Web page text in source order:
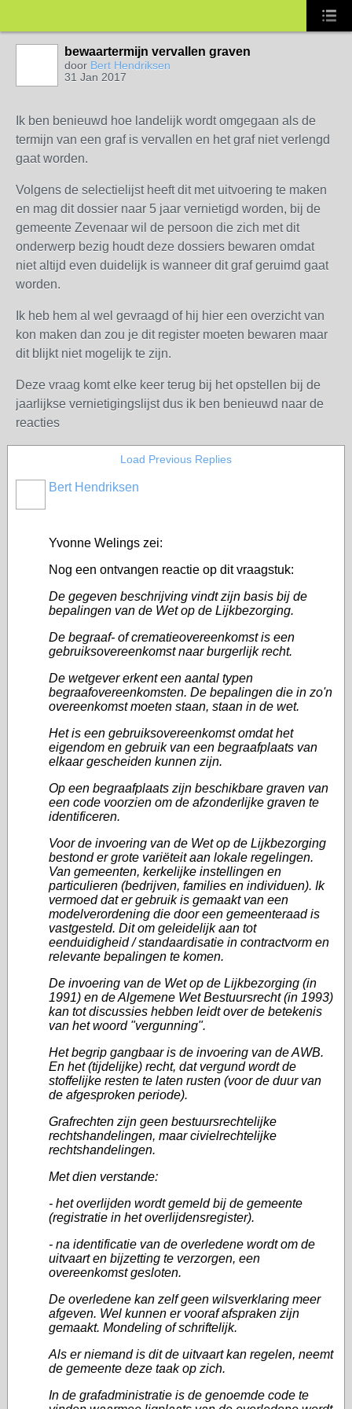
bewaartermijn vervallen graven
door Bert Hendriksen
31 Jan 2017
Ik ben benieuwd hoe landelijk wordt omgegaan als de
termijn van een graf is vervallen en het graf niet verlengd
gaat worden.
Volgens de selectielijst heeft dit met uitvoering te maken
en mag dit dossier naar 5 jaar vernietigd worden, bij de
gemeente Zevenaar wil de persoon die zich met dit
onderwerp bezig houdt deze dossiers bewaren omdat
niet altijd even duidelijk is wanneer dit graf geruimd gaat
worden.
Ik heb hem al wel gevraagd of hij hier een overzicht van
kon maken dan zou je dit register moeten bewaren maar
dit blijkt niet mogelijk te zijn.
Deze vraag komt elke keer terug bij het opstellen bij de
jaarlijkse vernietigingslijst dus ik ben benieuwd naar de
reacties
Load Previous Replies
Bert Hendriksen
Yvonne Welings zei:
Nog een ontvangen reactie op dit vraagstuk:
De gegeven beschrijving vindt zijn basis bij de
bepalingen van de Wet op de Lijkbezorging.
De begraaf- of crematieovereenkomst is een
gebruiksovereenkomst naar burgerlijk recht.
De wetgever erkent een aantal typen
begraafovereenkomsten. De bepalingen die in zo'n
overeenkomst moeten staan, staan in de wet.
Het is een gebruiksovereenkomst omdat het
eigendom en gebruik van een begraafplaats van
elkaar gescheiden kunnen zijn.
Op een begraafplaats zijn beschikbare graven van
een code voorzien om de afzonderlijke graven te
identificeren.
Voor de invoering van de Wet op de Lijkbezorging
bestond er grote variëteit aan lokale regelingen.
Van gemeenten, kerkelijke instellingen en
particulieren (bedrijven, families en individuen). Ik
vermoed dat er gebruik is gemaakt van een
modelverordening die door een gemeenteraad is
vastgesteld. Dit om geleidelijk aan tot
eenduidigheid / standaardisatie in contractvorm en
relevante bepalingen te komen.
De invoering van de Wet op de Lijkbezorging (in
1991) en de Algemene Wet Bestuursrecht (in 1993)
kan tot discussies hebben leidt over de betekenis
van het woord "vergunning".
Het begrip gangbaar is de invoering van de AWB.
En het (tijdelijke) recht, dat vergund wordt de
stoffelijke resten te laten rusten (voor de duur van
de afgesproken periode).
Grafrechten zijn geen bestuursrechtelijke
rechtshandelingen, maar civielrechtelijke
rechtshandelingen.
Met dien verstande:
- het overlijden wordt gemeld bij de gemeente
(registratie in het overlijdensregister).
- na identificatie van de overledene wordt om de
uitvaart en bijzetting te verzorgen, een
overeenkomst gesloten.
De overledene kan zelf geen wilsverklaring meer
afgeven. Wel kunnen er vooraf afspraken zijn
gemaakt. Mondeling of schriftelijk.
Als er niemand is dit de uitvaart kan regelen, neemt
de gemeente deze taak op zich.
In de grafadministratie is de genoemde code te